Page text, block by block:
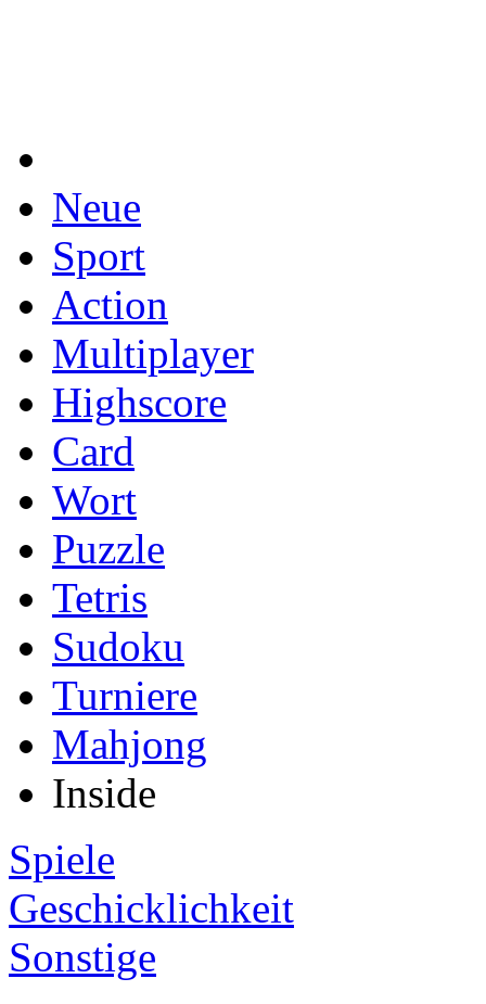
Neue
Sport
Action
Multiplayer
Highscore
Card
Wort
Puzzle
Tetris
Sudoku
Turniere
Mahjong
Inside
Spiele
Geschicklichkeit
Sonstige